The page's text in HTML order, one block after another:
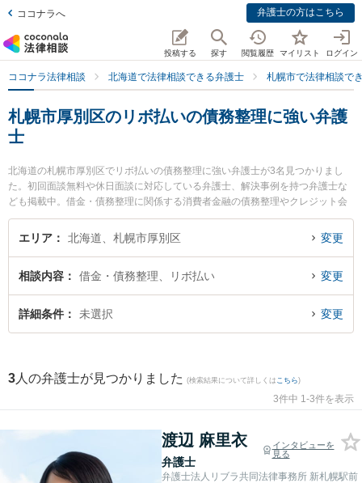
ココナラへ 弁護士の方はこちら
投稿する 探す 閲覧履歴 マイリスト ログイン
ココナラ法律相談 北海道で法律相談できる弁護士 札幌市で法律相談で
札幌市厚別区のリボ払いの債務整理に強い弁護
士
北海道の札幌市厚別区でリボ払いの債務整理に強い弁護士が3名見つかりまし
た。初回面談無料や休日面談に対応している弁護士、解決事例を持つ弁護士な
ども掲載中。借金・債務整理に関係する消費者金融の債務整理やクレジット会
社の債務整理、リボ払いの債務整理等の細かな分野での絞り込み検索もでき便
利です。特に弁護士法人リブラ共同法律事務所 新札幌駅前オフィスの渡辺 麻里
などが注目されています。『札幌市厚別区で土日や夜間に発生したリボ払いの
債務整理のトラブルを今すぐに弁護士に相談したい』『リボ払いの債務整理の
トラブル解決の実績豊富な近くの弁護士を検索したい』『初回相談無料でリボ
エリア 北海道、札幌市厚別区 変更
相談内容 借金・債務整理、リボ払い 変更
詳細条件 未選択 変更
3 人の弁護士が見つかりました (検索結果について詳しくは こちら)
3件中 1-3件を表示
渡辺 麻里衣
弁護士
インタビューを
見る
弁護士法人リブラ共同法律事務所 新札幌駅前